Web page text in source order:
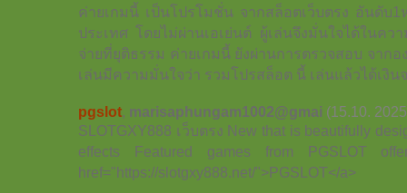
ค่ายเกมนี้ เป็นโปรโมชั่น จากสล็อตเว็บตรง อันดับ
ประเทศ โดยไม่ผ่านเอเย่นต์ ผู้เล่นจึงมั่นใจได้ในค
จ่ายที่ยุติธรรม ค่ายเกมนี้ ยังผ่านการตรวจสอบ จาก
เล่นมีความมั่นใจว่า รวมโปรสล็อต นี้ เล่นแล้วได้เงิ
pgslot, marisaphungam1002@gmai (15.10.
SLOTGXY888 เว็บตรง New that is beautifully
effects Featured games from PGSLOT
href="https://slotgxy888.net/">PGSLOT</a>